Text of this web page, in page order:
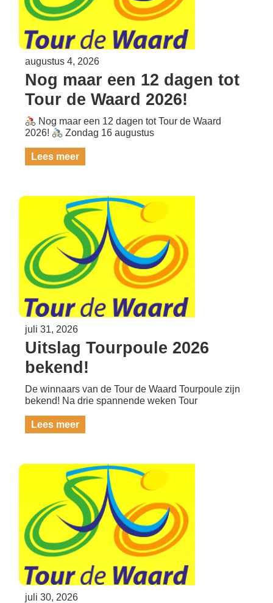
augustus 4, 2026
Nog maar een 12 dagen tot
Tour de Waard 2026!
Nog maar een 12 dagen tot Tour de Waard
2026!
Zondag 16 augustus
Lees meer
juli 31, 2026
Uitslag Tourpoule 2026
bekend!
De winnaars van de Tour de Waard Tourpoule zijn
bekend! Na drie spannende weken Tour
Lees meer
juli 30, 2026